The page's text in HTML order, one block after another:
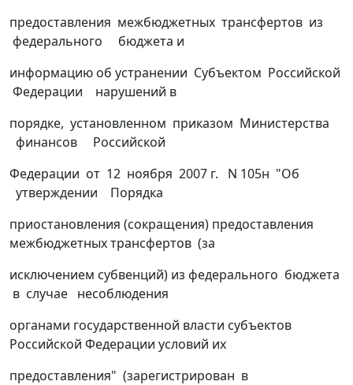
предоставления межбюджетных трансфертов из
федерального бюджета и
информацию об устранении Субъектом Российской
Федерации нарушений в
порядке, установленном приказом Министерства
финансов Российской
Федерации от 12 ноября 2007 г. N 105н "Об
утверждении Порядка
приостановления (сокращения) предоставления
межбюджетных трансфертов (за
исключением субвенций) из федерального бюджета
в случае несоблюдения
органами государственной власти субъектов
Российской Федерации условий их
предоставления" (зарегистрирован в